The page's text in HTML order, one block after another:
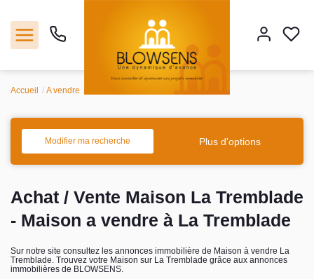
Ventes
Outils
Estimation
Accueil A vendre La Tremblade
Modifier ma recherche Plus d'options
Achat / Vente Maison La Tremblade
- Maison a vendre à La Tremblade
Sur notre site consultez les annonces immobilière de Maison à vendre La
Tremblade. Trouvez votre Maison sur La Tremblade grâce aux annonces
immobilières de BLOWSENS.